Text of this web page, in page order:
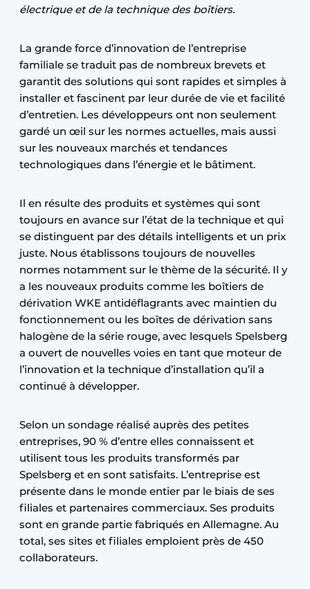
électrique et de la technique des boîtiers.
La grande force d’innovation de l’entreprise
familiale se traduit pas de nombreux brevets et
garantit des solutions qui sont rapides et simples à
installer et fascinent par leur durée de vie et facilité
d’entretien. Les développeurs ont non seulement
gardé un œil sur les normes actuelles, mais aussi
sur les nouveaux marchés et tendances
technologiques dans l’énergie et le bâtiment.
Il en résulte des produits et systèmes qui sont
toujours en avance sur l’état de la technique et qui
se distinguent par des détails intelligents et un prix
juste. Nous établissons toujours de nouvelles
normes notamment sur le thème de la sécurité. Il y
a les nouveaux produits comme les boîtiers de
dérivation WKE antidéflagrants avec maintien du
fonctionnement ou les boîtes de dérivation sans
halogène de la série rouge, avec lesquels Spelsberg
a ouvert de nouvelles voies en tant que moteur de
l’innovation et la technique d’installation qu’il a
continué à développer.
Selon un sondage réalisé auprès des petites
entreprises, 90 % d’entre elles connaissent et
utilisent tous les produits transformés par
Spelsberg et en sont satisfaits. L’entreprise est
présente dans le monde entier par le biais de ses
filiales et partenaires commerciaux. Ses produits
sont en grande partie fabriqués en Allemagne. Au
total, ses sites et filiales emploient près de 450
collaborateurs.